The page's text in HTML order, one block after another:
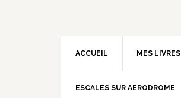
ACCUEIL MES LIVRES
ESCALES SUR AERODROME